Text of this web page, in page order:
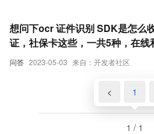
问答 2023-05-03 来自：开发者社区
想问下ocr 证件识别 SDK是怎么
证，社保卡这些，一共5种，在线
< 1
1 / 1